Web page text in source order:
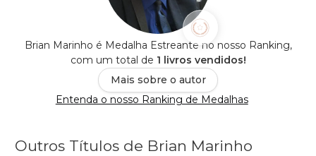
Brian Marinho é Medalha Estreante no nosso Ranking,
com um total de 1 livros vendidos!
Mais sobre o autor
Entenda o nosso Ranking de Medalhas
Outros Títulos de Brian Marinho